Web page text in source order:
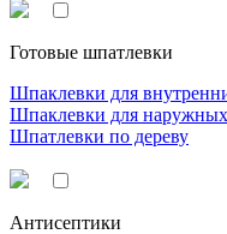
Готовые шпатлевки
Шпаклевки для
Шпаклевки для
Шпатлевки по дереву
Антисептики